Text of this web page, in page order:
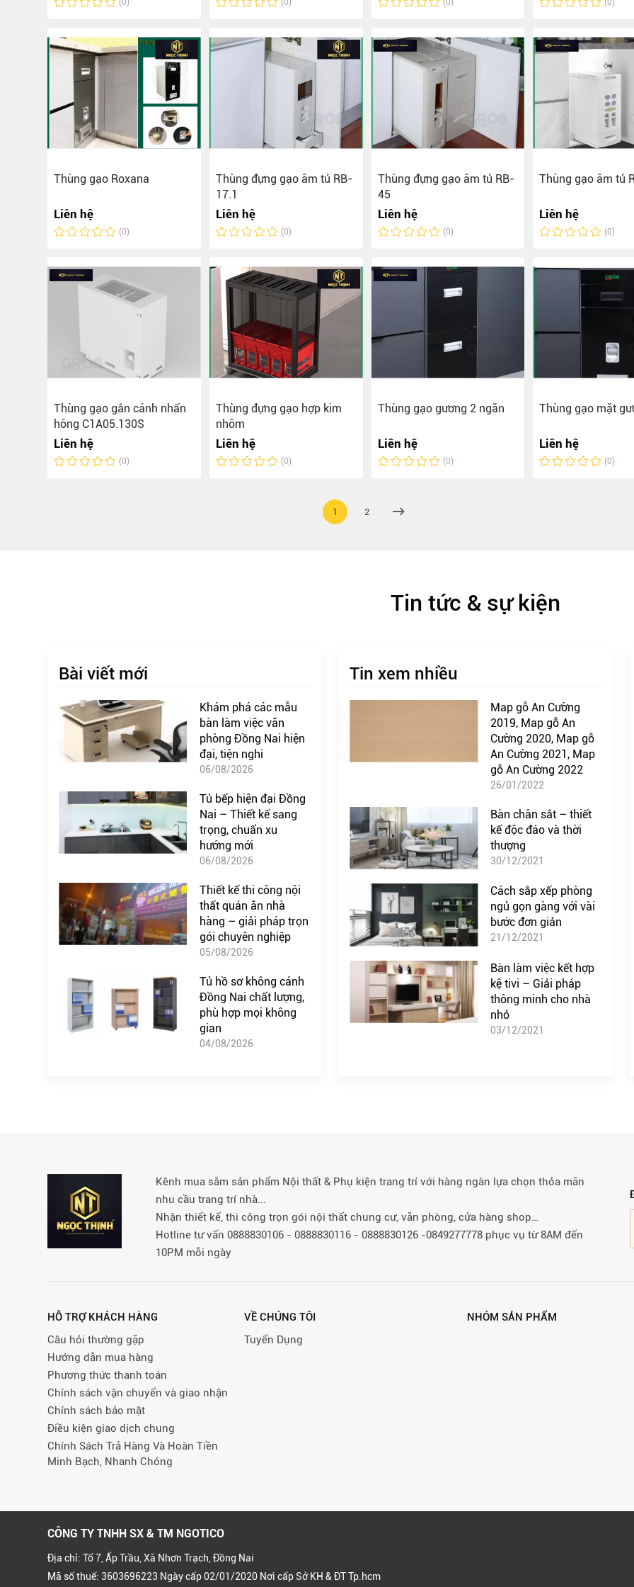
(0) (0) (0) (0)
Thùng gạo Roxana
Liên hệ
(0)
Thùng đựng gạo âm tủ RB-
17.1
Liên hệ
(0)
Thùng đựng gạo âm tủ RB-
45
Liên hệ
(0)
Thùng gạo âm tủ
Liên hệ
(0)
Thùng gạo gắn cánh nhấn
hông C1A05.130S
Liên hệ
(0)
Thùng đựng gạo hợp kim
nhôm
Liên hệ
(0)
Thùng gạo gương 2 ngăn
Liên hệ
(0)
Thùng gạo mặt
Liên hệ
(0)
1 2
Tin tức & sự kiện
Bài viết mới
Khám phá các mẫu
bàn làm việc văn
phòng Đồng Nai hiện
đại, tiện nghi
06/08/2026
Tủ bếp hiện đại Đồng
Nai – Thiết kế sang
trọng, chuẩn xu
hướng mới
06/08/2026
Thiết kế thi công nội
thất quán ăn nhà
hàng – giải pháp trọn
gói chuyên nghiệp
05/08/2026
Tủ hồ sơ không cánh
Đồng Nai chất lượng,
phù hợp mọi không
gian
04/08/2026
Tin xem nhiều
Map gỗ An Cường
2019, Map gỗ An
Cường 2020, Map gỗ
An Cường 2021, Map
gỗ An Cường 2022
26/01/2022
Bàn chân sắt – thiết
kế độc đáo và thời
thượng
30/12/2021
Cách sắp xếp phòng
ngủ gọn gàng với vài
bước đơn giản
21/12/2021
Bàn làm việc kết hợp
kệ tivi – Giải pháp
thông minh cho nhà
nhỏ
03/12/2021
Kênh mua sắm sản phẩm Nội thất & Phụ kiện trang trí với hàng ngàn lựa chọn thỏa mãn
nhu cầu trang trí nhà...
Nhận thiết kế, thi công trọn gói nội thất chung cư, văn phòng, cửa hàng shop…
Hotline tư vấn 0888830106 - 0888830116 - 0888830126 -0849277778 phục vụ từ 8AM đến
10PM mỗi ngày
HỖ TRỢ KHÁCH HÀNG
Câu hỏi thường gặp
Hướng dẫn mua hàng
Phương thức thanh toán
Chính sách vận chuyển và giao nhận
Chính sách bảo mật
Điều kiện giao dịch chung
Chính Sách Trả Hàng Và Hoàn Tiền
Minh Bạch, Nhanh Chóng
VỀ CHÚNG TÔI
Tuyển Dụng
NHÓM SẢN PHẨM
CÔNG TY TNHH SX & TM NGOTICO
Địa chỉ: Tổ 7, Ấp Trầu, Xã Nhơn Trạch, Đồng Nai
Mã số thuế: 3603696223 Ngày cấp 02/01/2020 Nơi cấp Sở KH & ĐT Tp.hcm